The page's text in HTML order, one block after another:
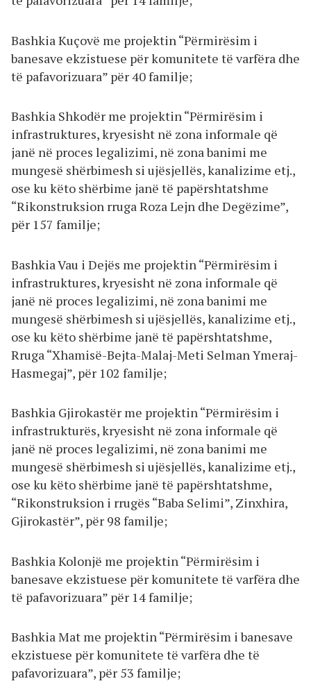
Bashkia Kuçovë me projektin “Përmirësim i
banesave ekzistuese për komunitete të varfëra dhe
të pafavorizuara” për 40 familje;
Bashkia Shkodër me projektin “Përmirësim i
infrastruktures, kryesisht në zona informale që
janë në proces legalizimi, në zona banimi me
mungesë shërbimesh si ujësjellës, kanalizime etj.,
ose ku këto shërbime janë të papërshtatshme
“Rikonstruksion rruga Roza Lejn dhe Degëzime”,
për 157 familje;
Bashkia Vau i Dejës me projektin “Përmirësim i
infrastruktures, kryesisht në zona informale që
janë në proces legalizimi, në zona banimi me
mungesë shërbimesh si ujësjellës, kanalizime etj.,
ose ku këto shërbime janë të papërshtatshme,
Rruga “Xhamisë-Bejta-Malaj-Meti Selman Ymeraj-
Hasmegaj”, për 102 familje;
Bashkia Gjirokastër me projektin “Përmirësim i
infrastrukturës, kryesisht në zona informale që
janë në proces legalizimi, në zona banimi me
mungesë shërbimesh si ujësjellës, kanalizime etj.,
ose ku këto shërbime janë të papërshtatshme,
“Rikonstruksion i rrugës “Baba Selimi”, Zinxhira,
Gjirokastër”, për 98 familje;
Bashkia Kolonjë me projektin “Përmirësim i
banesave ekzistuese për komunitete të varfëra dhe
të pafavorizuara” për 14 familje;
Bashkia Mat me projektin “Përmirësim i banesave
ekzistuese për komunitete të varfëra dhe të
pafavorizuara”, për 53 familje;